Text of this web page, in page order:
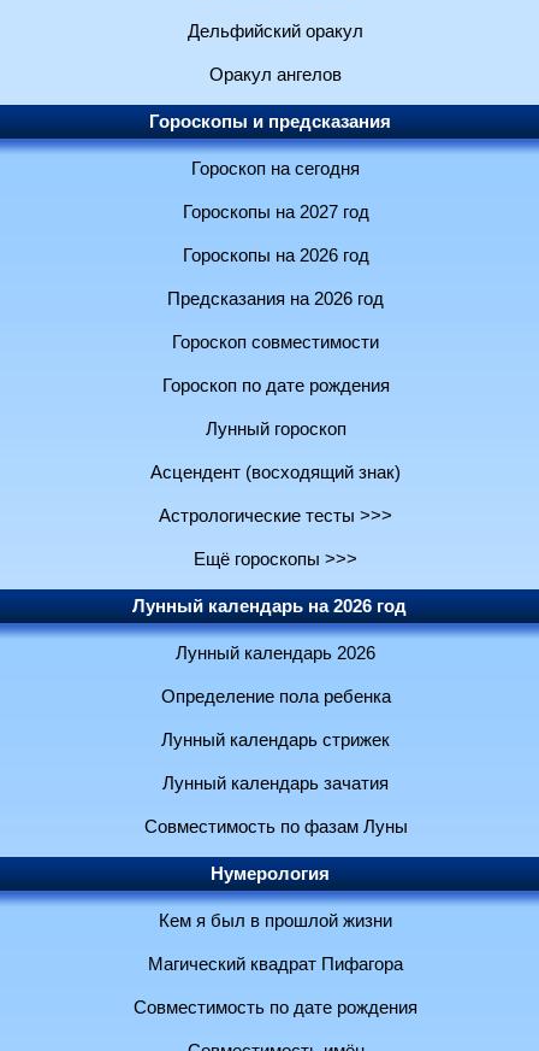
Дельфийский оракул
Оракул ангелов
Гороскопы и предсказания
Гороскоп на сегодня
Гороскопы на 2027 год
Гороскопы на 2026 год
Предсказания на 2026 год
Гороскоп совместимости
Гороскоп по дате рождения
Лунный гороскоп
Асцендент (восходящий знак)
Астрологические тесты >>>
Ещё гороскопы >>>
Лунный календарь на 2026 год
Лунный календарь 2026
Определение пола ребенка
Лунный календарь стрижек
Лунный календарь зачатия
Совместимость по фазам Луны
Нумерология
Кем я был в прошлой жизни
Магический квадрат Пифагора
Совместимость по дате рождения